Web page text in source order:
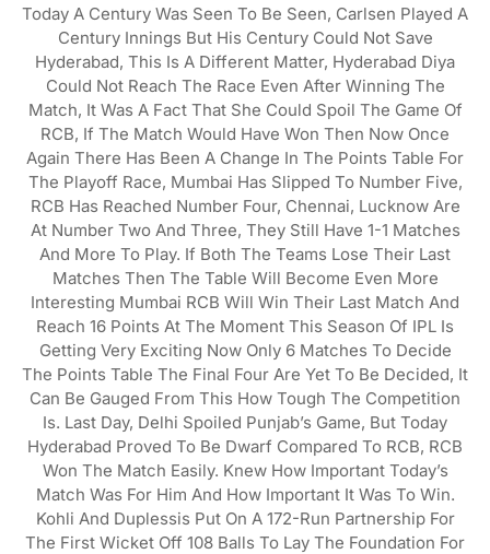
Today A Century Was Seen To Be Seen, Carlsen Played A
Century Innings But His Century Could Not Save
Hyderabad, This Is A Different Matter, Hyderabad Diya
Could Not Reach The Race Even After Winning The
Match, It Was A Fact That She Could Spoil The Game Of
RCB, If The Match Would Have Won Then Now Once
Again There Has Been A Change In The Points Table For
The Playoff Race, Mumbai Has Slipped To Number Five,
RCB Has Reached Number Four, Chennai, Lucknow Are
At Number Two And Three, They Still Have 1-1 Matches
And More To Play. If Both The Teams Lose Their Last
Matches Then The Table Will Become Even More
Interesting Mumbai RCB Will Win Their Last Match And
Reach 16 Points At The Moment This Season Of IPL Is
Getting Very Exciting Now Only 6 Matches To Decide
The Points Table The Final Four Are Yet To Be Decided, It
Can Be Gauged From This How Tough The Competition
Is. Last Day, Delhi Spoiled Punjab’s Game, But Today
Hyderabad Proved To Be Dwarf Compared To RCB, RCB
Won The Match Easily. Knew How Important Today’s
Match Was For Him And How Important It Was To Win.
Kohli And Duplessis Put On A 172-Run Partnership For
The First Wicket Off 108 Balls To Lay The Foundation For